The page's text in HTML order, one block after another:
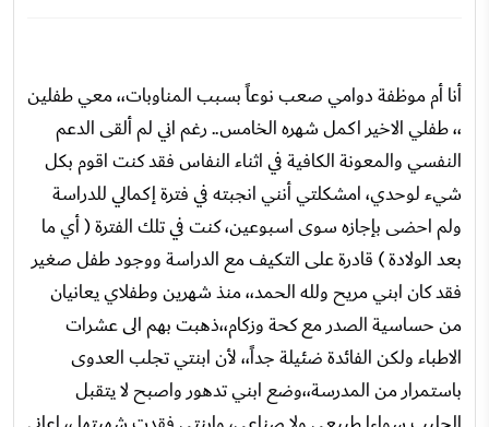
أنا أم موظفة دوامي صعب نوعاً بسبب المناوبات،، معي طفلين
،، طفلي الاخير اكمل شهره الخامس.. رغم اني لم ألقى الدعم
النفسي والمعونة الكافية في اثناء النفاس فقد كنت اقوم بكل
شيء لوحدي، امشكلتي أنني انجبته في فترة إكمالي للدراسة
ولم احضى بإجازه سوى اسبوعين، كنت في تلك الفترة ( أي ما
بعد الولادة ) قادرة على التكيف مع الدراسة ووجود طفل صغير
فقد كان ابني مريح ولله الحمد،، منذ شهرين وطفلاي يعانيان
من حساسية الصدر مع كحة وزكام،،ذهبت بهم الى عشرات
الاطباء ولكن الفائدة ضئيلة جداً،، لأن ابنتي تجلب العدوى
باستمرار من المدرسة،،وضع ابني تدهور واصبح لا يتقبل